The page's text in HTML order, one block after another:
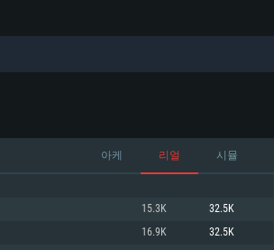
아케 리얼 시뮬
15.3K 32.5K
16.9K 32.5K